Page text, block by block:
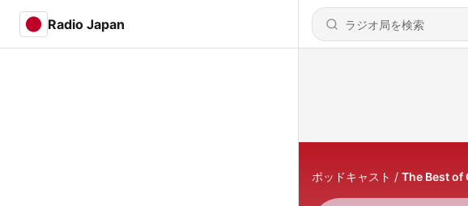
Radio Japan
ポッドキャスト The Best of